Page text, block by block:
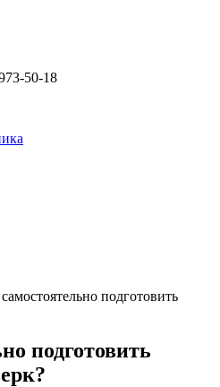
50-18
подготовить
подготовить